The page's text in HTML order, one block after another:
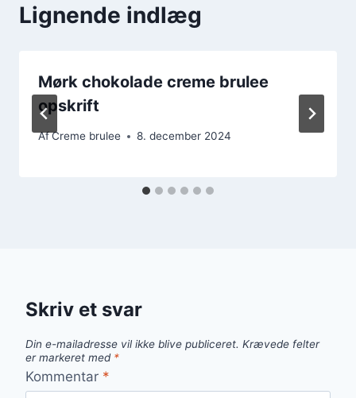
Lignende indlæg
Mørk chokolade creme brulee
opskrift
AfCreme brulee 8. december 2024
Skriv et svar
Din e-mailadresse vil ikke blive publiceret. Krævede felter
er markeret med *
Kommentar *